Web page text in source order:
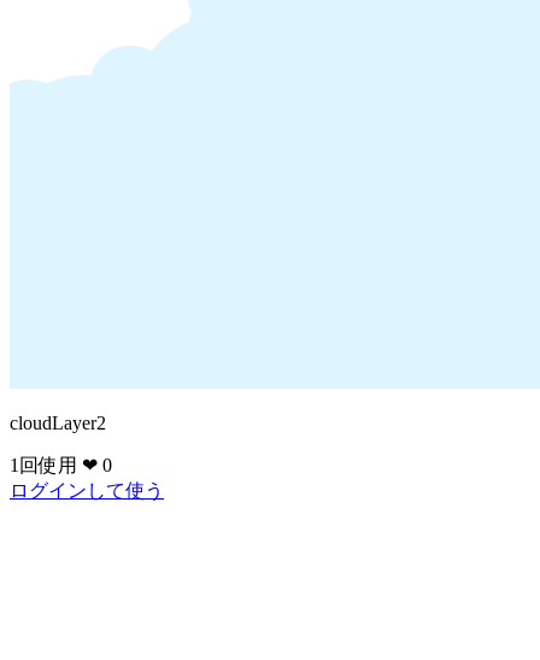
cloudLayer2
1回使用 ❤ 0
ログインして使う